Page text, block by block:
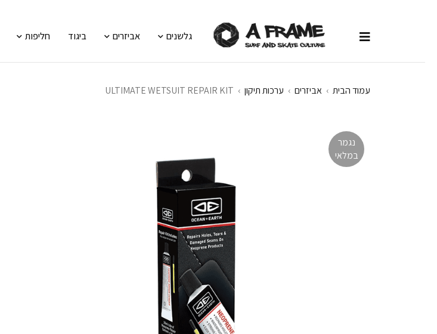
גלשנים אביזרים ביגוד חליפות
עמוד הבית › אביזרים › ערכות תיקון ›
ULTIMATE WETSUIT REPAIR KIT
נגמר
במלאי